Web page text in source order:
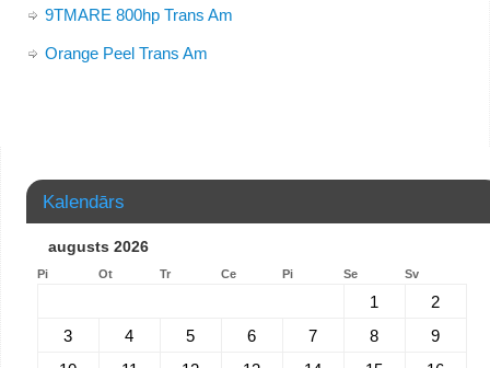
9TMARE 800hp Trans Am
Orange Peel Trans Am
Kalendārs
augusts 2026
Pi Ot Tr Ce Pi Se Sv
1
2
3
4 5 6 7 8
9